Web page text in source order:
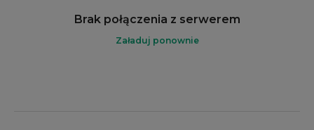
Brak połączenia z serwerem
Załaduj ponownie